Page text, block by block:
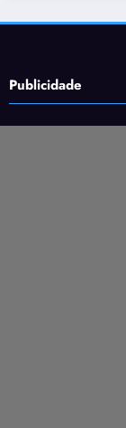
Publicidade